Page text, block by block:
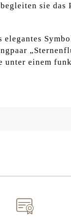
sie
elegantes
unter einem